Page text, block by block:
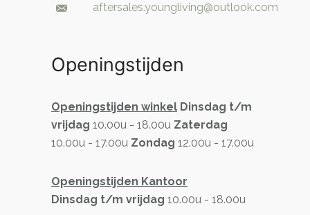
aftersales.youngliving@outlook.com
Openingstijden
Openingstijden winkel Dinsdag t/m
vrijdag 10.00u - 18.00u Zaterdag
10.00u - 17.00u Zondag 12.00u - 17.00u
Openingstijden Kantoor
Dinsdag t/m vrijdag 10.00u - 18.00u